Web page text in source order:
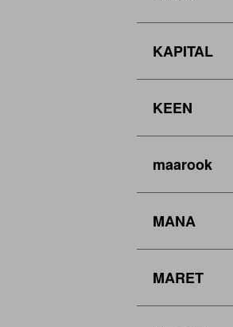
KAPITAL
KEEN
maarook
MANA
MARET